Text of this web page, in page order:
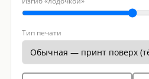
Тип печати